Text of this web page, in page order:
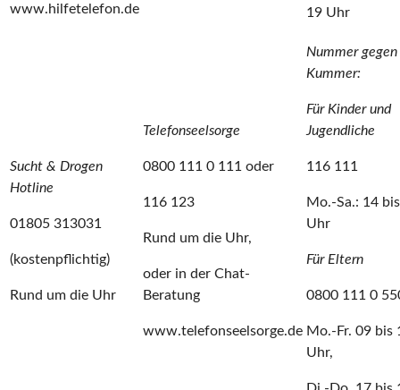
www.hilfetelefon.de
19 Uhr
Sucht & Drogen
Hotline
01805 313031
(kostenpflichtig)
Rund um die Uhr
Telefonseelsorge
0800 111 0 111 oder
116 123
Rund um die Uhr,
oder in der Chat-
Beratung
www.telefonseelsorge.de
Nummer gegen
Kummer:
Für Kinder und
Jugendliche
116 111
Mo.-Sa.: 14
Uhr
Für Eltern
0800 111 0
Mo.-Fr. 09 bis
Uhr,